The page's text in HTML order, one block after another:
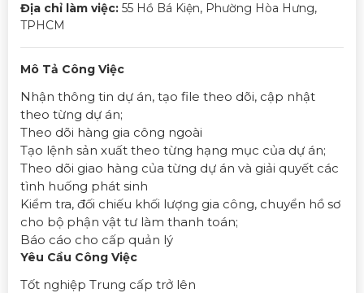
Địa chỉ làm việc: 55 Hồ Bá Kiện, Phường Hòa Hưng,
TPHCM
Mô Tả Công Việc
Nhận thông tin dự án, tạo file theo dõi, cập nhật
theo từng dự án;
Theo dõi hàng gia công ngoài
Tạo lệnh sản xuất theo từng hạng mục của dự án;
Theo dõi giao hàng của từng dự án và giải quyết các
tình huống phát sinh
Kiểm tra, đối chiếu khối lượng gia công, chuyển hồ sơ
cho bộ phận vật tư làm thanh toán;
Báo cáo cho cấp quản lý
Yêu Cầu Công Việc
Tốt nghiệp Trung cấp trở lên